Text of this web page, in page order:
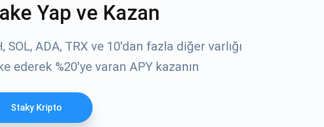
Yap ve Kazan
SOL, ADA, TRX ve 10'dan fazla diğer varlığı
ederek %20'ye varan APY kazanın
Staky Kripto
YouTube'umuza göz
atın
Ol
ilk alan siz olun
ABONE OL